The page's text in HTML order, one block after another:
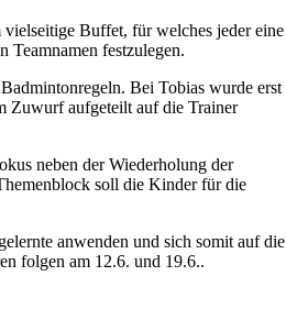
Buffet, für welches jeder eine
Teamnamen festzulegen.
Bei Tobias wurde erst
Zuwurf aufgeteilt auf die Trainer
neben der Wiederholung der
soll die Kinder für die
anwenden und sich somit auf die
folgen am 12.6. und 19.6..